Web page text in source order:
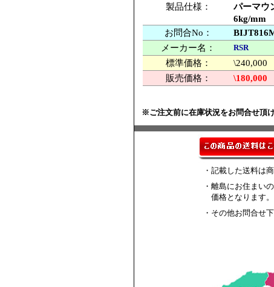
製品仕様：
パーマウ
6kg/mm
お問合No：
メーカー名：
RSR
標準価格：
\240,000
販売価格：
\180,000
※ご注文前に在庫状況をお問合せ頂
・記載した送料は
・離島にお住まい
価格となります。
・その他お問合せ下